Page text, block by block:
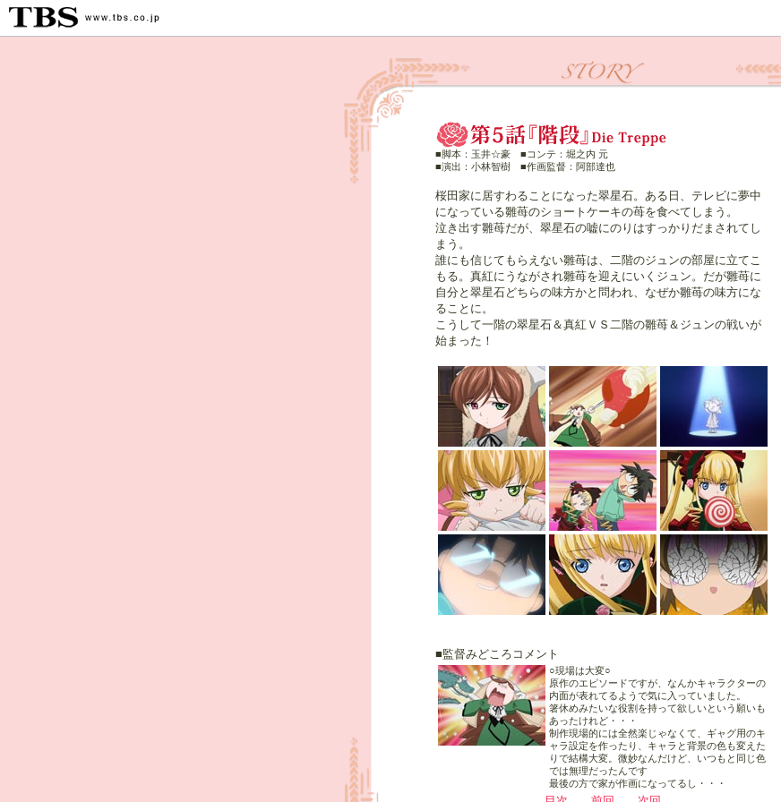
■脚本：玉井☆豪 ■コンテ：堀之内 元
■演出：小林智樹 ■作画監督：阿部達也
桜田家に居すわることになった翠星石。ある日、テレビに夢中
になっている雛苺のショートケーキの苺を食べてしまう。
泣き出す雛苺だが、翠星石の嘘にのりはすっかりだまされてし
まう。
誰にも信じてもらえない雛苺は、二階のジュンの部屋に立てこ
もる。真紅にうながされ雛苺を迎えにいくジュン。だが雛苺に
自分と翠星石どちらの味方かと問われ、なぜか雛苺の味方にな
ることに。
こうして一階の翠星石＆真紅ＶＳ二階の雛苺＆ジュンの戦いが
始まった！
■監督みどころコメント
○現場は大変○
原作のエピソードですが、なんかキャラクターの
内面が表れてるようで気に入っていました。
箸休めみたいな役割を持って欲しいという願いも
あったけれど・・・
制作現場的には全然楽じゃなくて、ギャグ用のキ
ャラ設定を作ったり、キャラと背景の色も変えた
りで結構大変。微妙なんだけど、いつもと同じ色
では無理だったんです
最後の方で家が作画になってるし・・・